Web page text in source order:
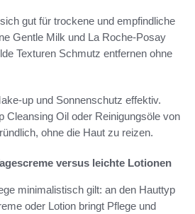
gut für trockene und empfindliche
Gentle Milk und La Roche-Posay
Texturen Schmutz entfernen ohne
up und Sonnenschutz effektiv.
Cleansing Oil oder Reinigungsöle von
ohne die Haut zu reizen.
versus leichte Lotionen
minimalistisch gilt: an den Hauttyp
oder Lotion bringt Pflege und